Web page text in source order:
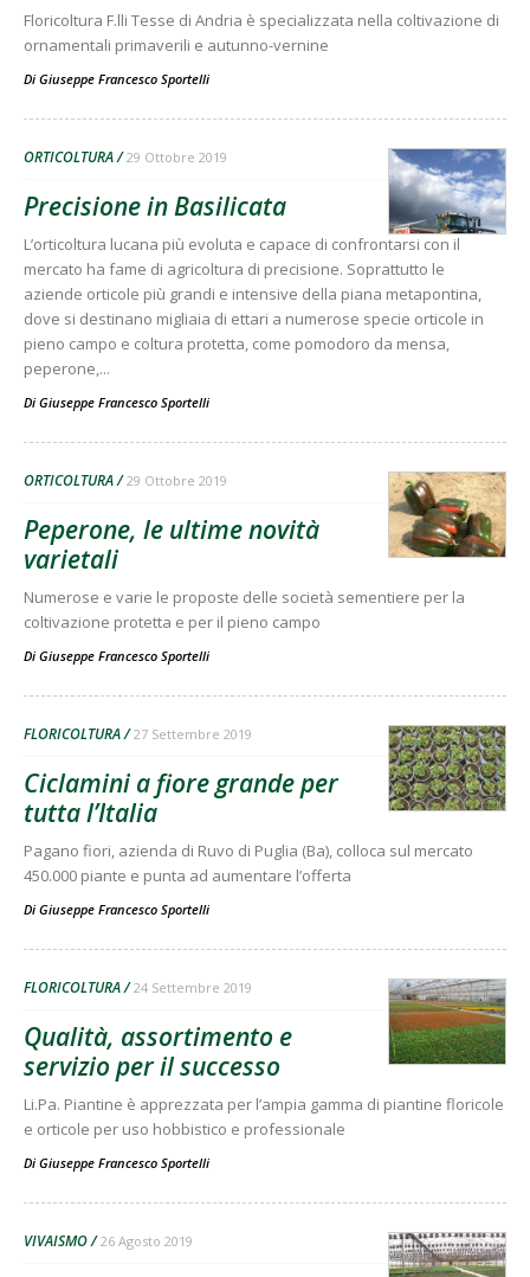
Floricoltura F.lli Tesse di Andria è specializzata nella coltivazione di
ornamentali primaverili e autunno-vernine
Di Giuseppe Francesco Sportelli
ORTICOLTURA 29 Ottobre 2019
Precisione in Basilicata
L’orticoltura lucana più evoluta e capace di confrontarsi con il
mercato ha fame di agricoltura di precisione. Soprattutto le
aziende orticole più grandi e intensive della piana metapontina,
dove si destinano migliaia di ettari a numerose specie orticole in
pieno campo e coltura protetta, come pomodoro da mensa,
peperone,...
Di Giuseppe Francesco Sportelli
ORTICOLTURA 29 Ottobre 2019
Peperone, le ultime novità
varietali
Numerose e varie le proposte delle società sementiere per la
coltivazione protetta e per il pieno campo
Di Giuseppe Francesco Sportelli
FLORICOLTURA 27 Settembre 2019
Ciclamini a fiore grande per
tutta l’Italia
Pagano fiori, azienda di Ruvo di Puglia (Ba), colloca sul mercato
450.000 piante e punta ad aumentare l’offerta
Di Giuseppe Francesco Sportelli
FLORICOLTURA 24 Settembre 2019
Qualità, assortimento e
servizio per il successo
Li.Pa. Piantine è apprezzata per l’ampia gamma di piantine floricole
e orticole per uso hobbistico e professionale
Di Giuseppe Francesco Sportelli
VIVAISMO 26 Agosto 2019